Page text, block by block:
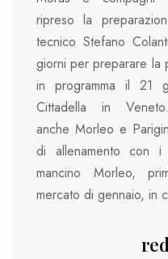
ripreso la
tecnico Stefano
giorni per preparare la
in programma il 21
Cittadella in
anche Morleo e
di allenamento con
mancino Morleo,
mercato di gennaio, in